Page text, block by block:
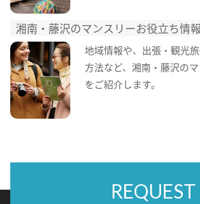
湘南・藤沢のマンスリーお役立ち情報
地域情報や、出張・観光
方法など、湘南・藤沢の
をご紹介します。
REQUEST